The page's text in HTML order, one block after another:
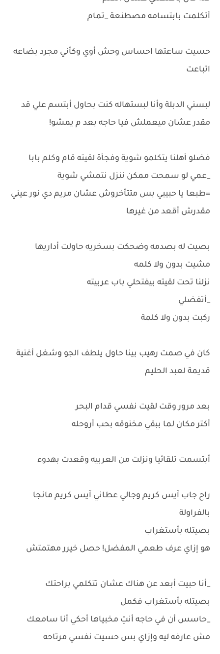
أتكلمت بابتسامه مصطنعة _تمام
حسيت ساعتها احساس وحش أوي وكأني مجرد بضاعه
اتباعت
لبسني الدبلة وأنا لبستهاله كنت بحاول أبتسم علي قد
مقدر عشان ميعملش فيا حاجه بعد م يمشو!
فضلو أهلنا يتكلمو شوية وفجأة لقيته قام وكلم بابا
_عمي لو سمحت ممكن ننزل نتمشي شوية
=طبعا يا حبيبي بس متتأخروش عشان مريم دي نور عيني
مقدرش أقعد من غيرها
بصيت له بصدمه وضحكت بسخريه حاولت أداريها
مشيت بدون ولا كلمه
نزلنا تحت لقيته بيفتحلي باب عربيته
_أتفضلي
ركبت بدون ولا كلمة
كان في صمت رهيب بينا حاول يلطف الجو وشغل أغنية
قديمة لعبد الحليم
بعد مرور وقت لقيت نفسي قدام البحر
أكتر مكان لما ببقي مخنوقه بحب أروحله
أبتسمت تلقائيا ونزلت من العربيه وقعدت بهدوء
راح جاب آيس كريم وجالي عطاني آيس كريم مانجا
بالفراولة
بصيتله بأستغراب
هو إزاي عرف طعمي المفضل! حصل خيرر مهتمتش
_أنا حبيت أبعد عن هناك عشان تتكلمي براحتك
بصيتله بأستغراب فكمل
_حاسس أن في حاجه أنتِ مخبياها أحكي أنا سامعك
مش عارفه ليه وإزاي بس حسيت نفسي مرتاحه